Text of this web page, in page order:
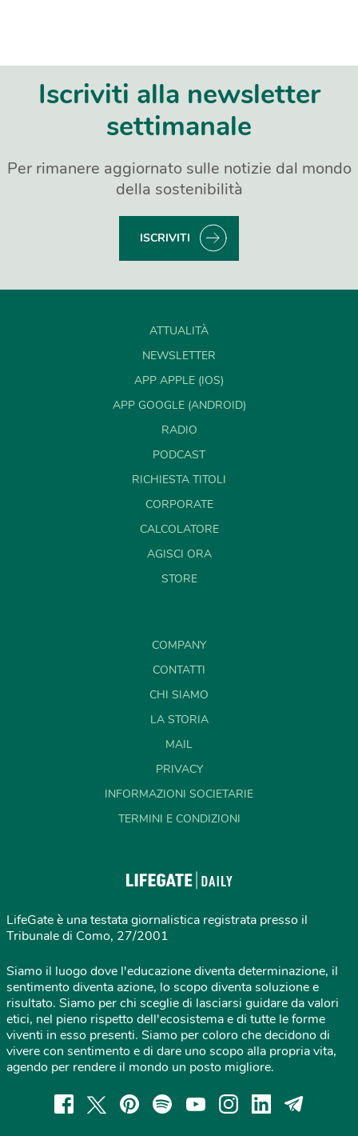
Iscriviti alla newsletter
settimanale
Per rimanere aggiornato sulle notizie dal mondo
della sostenibilità
ISCRIVITI
ATTUALITÀ
NEWSLETTER
APP APPLE (IOS)
APP GOOGLE (ANDROID)
RADIO
PODCAST
RICHIESTA TITOLI
CORPORATE
CALCOLATORE
AGISCI ORA
STORE
COMPANY
CONTATTI
CHI SIAMO
LA STORIA
MAIL
PRIVACY
INFORMAZIONI SOCIETARIE
TERMINI E CONDIZIONI
LifeGate è una testata giornalistica registrata presso il
Tribunale di Como, 27/2001
Siamo il luogo dove l'educazione diventa determinazione, il
sentimento diventa azione, lo scopo diventa soluzione e
risultato. Siamo per chi sceglie di lasciarsi guidare da valori
etici, nel pieno rispetto dell'ecosistema e di tutte le forme
viventi in esso presenti. Siamo per coloro che decidono di
vivere con sentimento e di dare uno scopo alla propria vita,
agendo per rendere il mondo un posto migliore.